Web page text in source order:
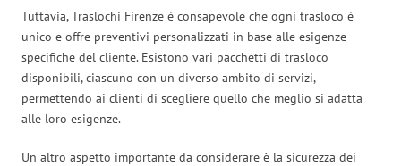
Tuttavia, Traslochi Firenze è consapevole che ogni trasloco è
unico e offre preventivi personalizzati in base alle esigenze
specifiche del cliente. Esistono vari pacchetti di trasloco
disponibili, ciascuno con un diverso ambito di servizi,
permettendo ai clienti di scegliere quello che meglio si adatta
alle loro esigenze.
Un altro aspetto importante da considerare è la sicurezza dei